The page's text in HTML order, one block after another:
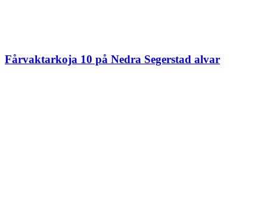
Fårvaktarkoja 10 på Nedra Segerstad alvar